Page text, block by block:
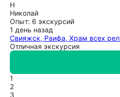
Н
Николай
Опыт: 6 экскурсий
1 день назад
Свияжск, Раифа, Храм всех
Отличная экскурсия
1
2
3